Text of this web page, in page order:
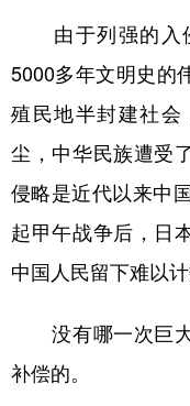
由于列强的入侵
5000多年文明史的
殖民地半封建社会
尘，中华民族遭受
侵略是近代以来中
起甲午战争后，日
中国人民留下难以
没有哪一次巨大
补偿的。